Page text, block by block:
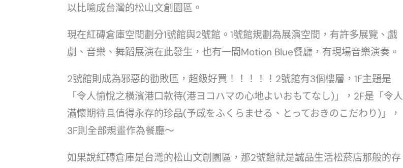
以比喻成台灣的松山文創園區。
現在紅磚倉庫空間劃分1號館與2號館。1號館規劃為展演空間，有許多展覽、戲
劇、音樂、舞蹈展演在此發生，也有一間Motion Blue餐廳，有現場音樂演奏。
2號館則成為邪惡的勸敗區，超級好買！！！！！2號館有3個樓層，1F主題是
「令人愉悅之橫濱港口款待(港ヨコハマの心地よいおもてなし)」，2F是「令人
滿懷期待且值得永存的珍品(予感をふくらませる、とっておきのこだわり)」，
3F則全部規畫作為餐廳～
如果說紅磚倉庫是台灣的松山文創園區，那2號館就是誠品生活松菸店那般的存